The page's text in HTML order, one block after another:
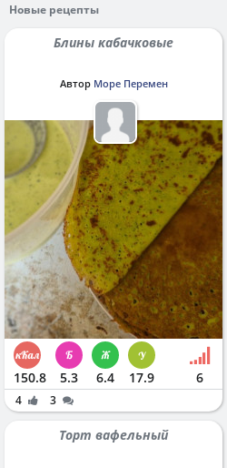
Новые рецепты
Блины кабачковые
Автор Море Перемен
150.8 5.3 6.4 17.9 6
4 3
Торт вафельный